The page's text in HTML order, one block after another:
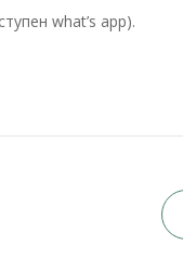
what’s app).